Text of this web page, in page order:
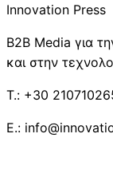
Innovation Press
B2B Media για
και στην
T.: +30
E.: